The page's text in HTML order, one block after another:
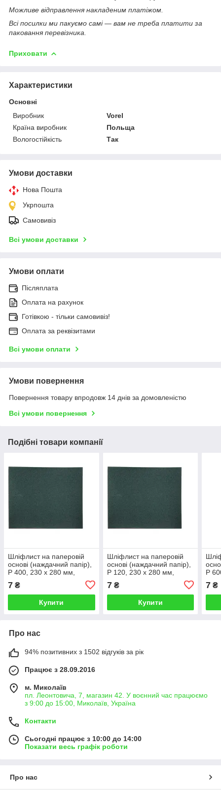
Можливе відправлення накладеним платіжом.
Всі посилки ми пакуємо самі — вам не треба платити за
паковання перевізника.
Приховати
Характеристики
Основні
Виробник
Vorel
Країна виробник
Польща
Вологостійкість
Так
Умови доставки
Нова Пошта
Укрпошта
Самовивіз
Всі умови доставки
Умови оплати
Післяплата
Оплата на рахунок
Готівкою - тільки самовивіз!
Оплата за реквізитами
Всі умови оплати
Умови повернення
Повернення товару впродовж 14 днів за домовленістю
Всі умови повернення
Подібні товари компанії
Шліфлист на паперовій
основі (наждачний папір),
P 400, 230 х 280 мм,
7 ₴
Купити
Шліфлист на паперовій
основі (наждачний папір),
P 120, 230 х 280 мм,
7₴
Купити
P
7 ₴
Про нас
94% позитивних з 1502 відгуків за рік
Працює з 28.09.2016
м. Миколаїв
пл. Леонтовича, 7, магазин 42. У воєнний час працюємо
з 9:00 до 15:00, Миколаїв, Україна
Контакти
Сьогодні працює з 10:00 до 14:00
Показати весь графік роботи
Про нас